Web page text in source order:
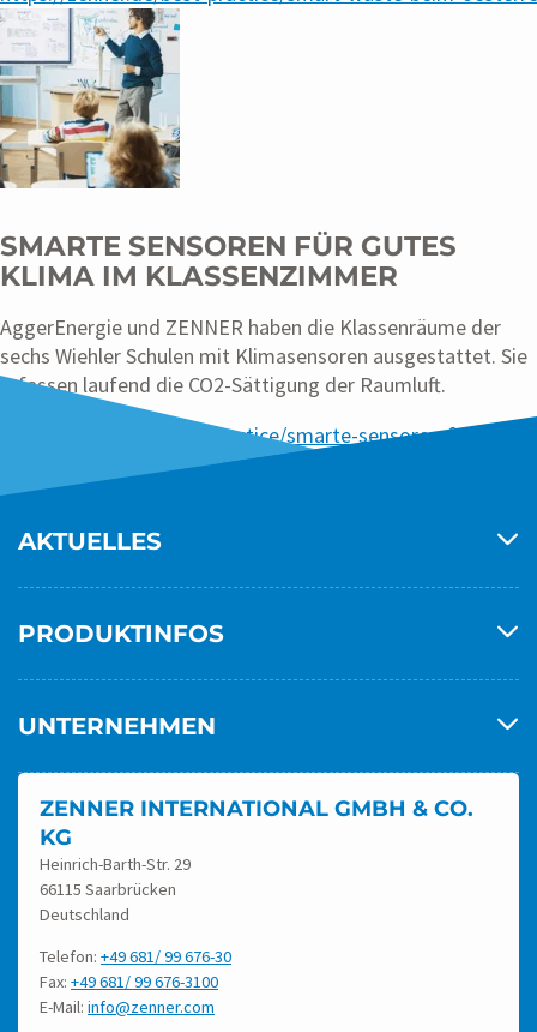
SMARTE SENSOREN FÜR GUTES
KLIMA IM KLASSENZIMMER
AggerEnergie und ZENNER haben die Klassenräume der
sechs Wiehler Schulen mit Klimasensoren ausgestattet. Sie
erfassen laufend die CO2-Sättigung der Raumluft.
https://zenner.de/best-practice/smarte-sensoren-fuer-
AKTUELLES
PRODUKTINFOS
UNTERNEHMEN
ZENNER INTERNATIONAL GMBH & CO.
KG
Heinrich-Barth-Str. 29
66115 Saarbrücken
Deutschland
Telefon: +49 681/ 99 676-30
Fax: +49 681/ 99 676-3100
E-Mail: info@zenner.com